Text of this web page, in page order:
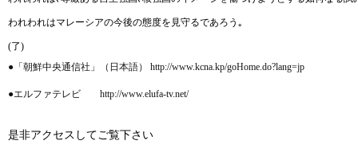
われわれはマレーシアの今後の態度を見守るであろう｡
(了)
●「朝鮮中央通信社」（日本語） http://www.kcna.kp/goHome.do?lang=jp
●エルファテレビ http://www.elufa-tv.net/
是非アクセスしてご覧下さい